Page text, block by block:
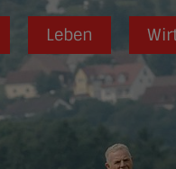
Leben